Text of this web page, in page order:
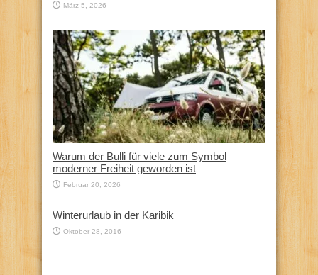
März 5, 2026
Warum der Bulli für viele zum Symbol
moderner Freiheit geworden ist
Februar 20, 2026
Winterurlaub in der Karibik
Oktober 28, 2016